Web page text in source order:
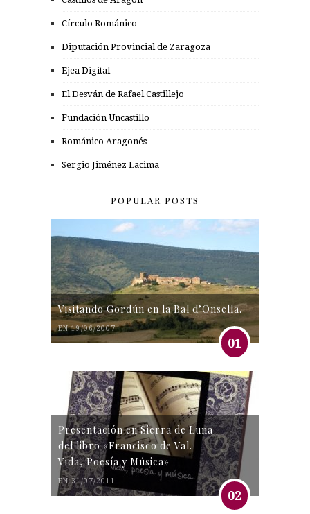
Círculo Románico
Diputación Provincial de Zaragoza
Ejea Digital
El Desván de Rafael Castillejo
Fundación Uncastillo
Románico Aragonés
Sergio Jiménez Lacima
POPULAR POSTS
Visitando Gordún en la Bal d’Onsella.
EN 19/06/2007
01
Presentación en Sierra de Luna
del libro «Francisco de Val.
Vida, Poesía y Música»
EN 31/07/2011
02